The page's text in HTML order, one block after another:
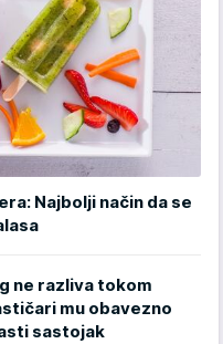
Najbolji način da se
ne razliva tokom
mu obavezno
sastojak